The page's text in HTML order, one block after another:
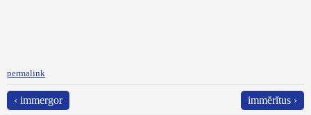
permalink
‹ immergor immĕrĭtus ›